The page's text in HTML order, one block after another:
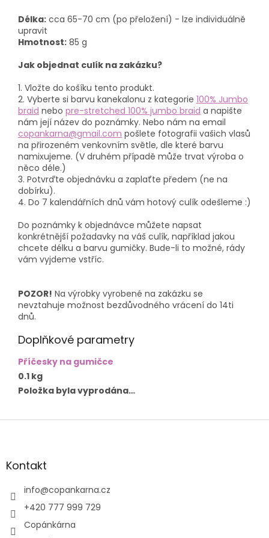
Délka: cca 65-70 cm (po přeložení) - lze individuálně
upravit
Hmotnost: 85 g
Jak objednat culík na zakázku?
1. Vložte do košíku tento produkt.
2. Vyberte si barvu kanekalonu z kategorie 100% Jumbo
braid nebo pre-stretched 100% jumbo braid a napište
nám její název do poznámky. Nebo nám na email
copankarna@gmail.com pošlete fotografii vašich vlasů
na přirozeném venkovním světle, dle které barvu
namixujeme. (V druhém případě může trvat výroba o
něco déle.)
3. Potvrďte objednávku a zaplaťte předem (ne na
dobírku).
4. Do 7 kalendářních dnů vám hotový culík odešleme :)
Do poznámky k objednávce můžete napsat
konkrétnější požadavky na váš culík, například jakou
chcete délku a barvu gumičky. Bude-li to možné, rády
vám vyjdeme vstříc.
POZOR! Na výrobky vyrobené na zakázku se
nevztahuje možnost bezdůvodného vrácení do 14ti
dnů.
Doplňkové parametry
Příčesky na gumičce
0.1 kg
Položka byla vyprodána…
Z
aKontakt
info@copankarna.cz
+420 777 999 729
Copánkárna